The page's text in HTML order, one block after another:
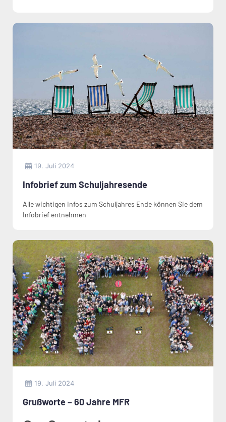
19. Juli 2024
Infobrief zum Schuljahresende
Alle wichtigen Infos zum Schuljahres Ende können Sie dem
Infobrief entnehmen
19. Juli 2024
Grußworte – 60 Jahre MFR